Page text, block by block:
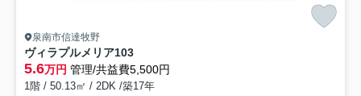
泉南市信達牧野
ヴィラプルメリア103
5.6万円 管理/共益費5,500円
1階 / 50.13㎡ / 2DK /築17年